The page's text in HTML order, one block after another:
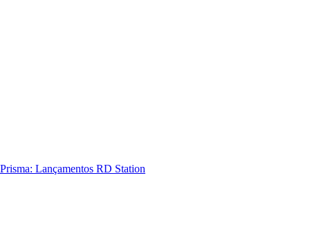
Prisma: Lançamentos RD Station